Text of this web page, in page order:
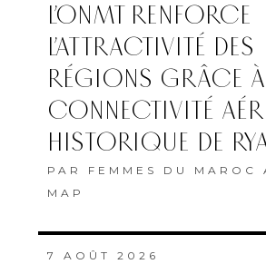
L’ONMT RENFORCE
L’ATTRACTIVITÉ DES
RÉGIONS GRÂCE
CONNECTIVITÉ
HISTORIQUE DE
PAR FEMMES DU MAROC
MAP
7 AOÛT 2026